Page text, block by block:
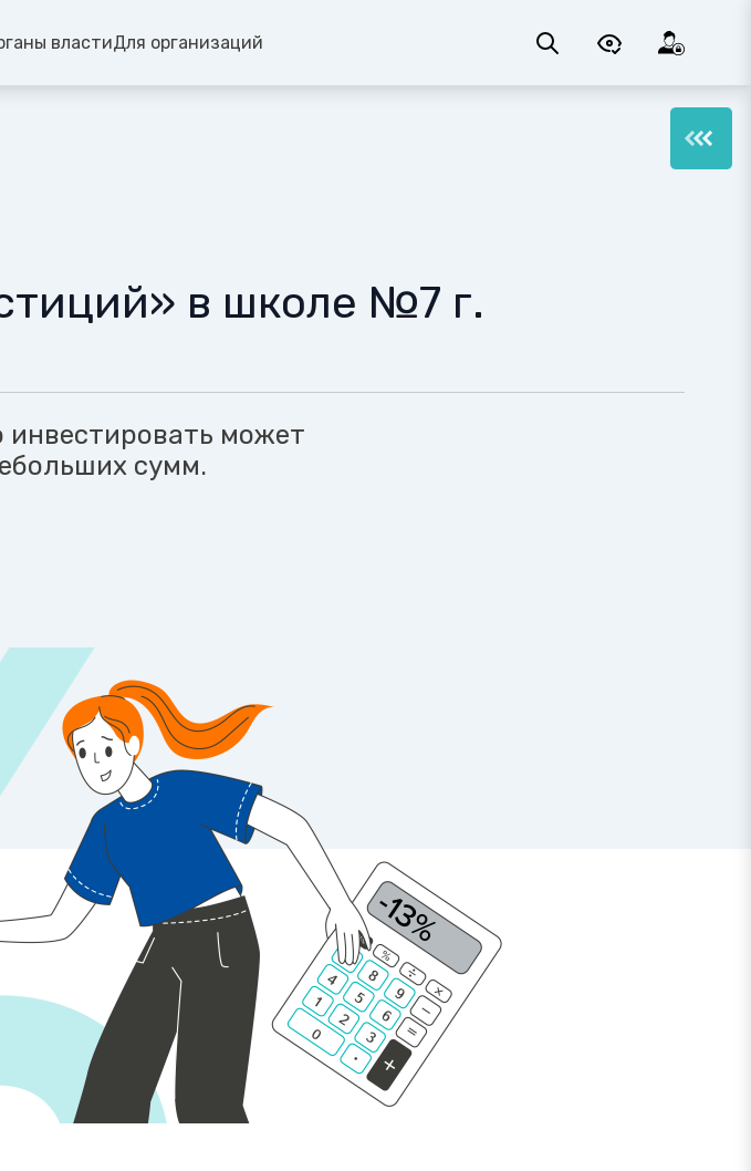
властиДля организаций
в школе №7 г.
инвестировать может
сумм.